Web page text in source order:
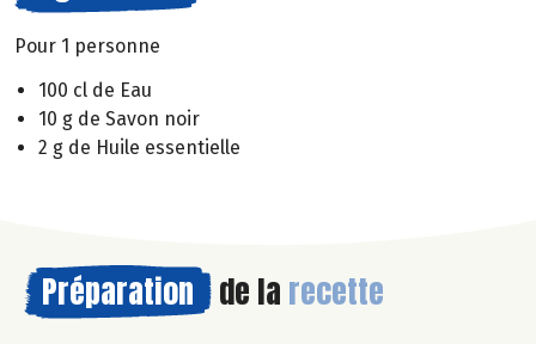
Pour 1 personne
100 cl de Eau
10 g de Savon noir
2 g de Huile essentielle
Préparation de la recette